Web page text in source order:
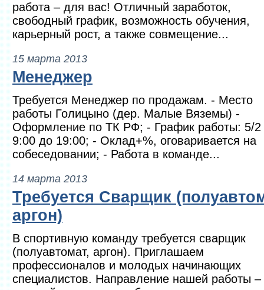
работа – для вас! Отличный заработок,
свободный график, возможность обучения,
карьерный рост, а также совмещение...
15 марта 2013
Менеджер
Требуется Менеджер по продажам. - Место
работы Голицыно (дер. Малые Вяземы) -
Оформление по ТК РФ; - График работы: 5/2
9:00 до 19:00; - Оклад+%, оговаривается на
собеседовании; - Работа в команде...
14 марта 2013
Требуется Сварщик
аргон)
В спортивную команду требуется сварщик
(полуавтомат, аргон). Приглашаем
профессионалов и молодых начинающих
специалистов. Направление нашей работы –